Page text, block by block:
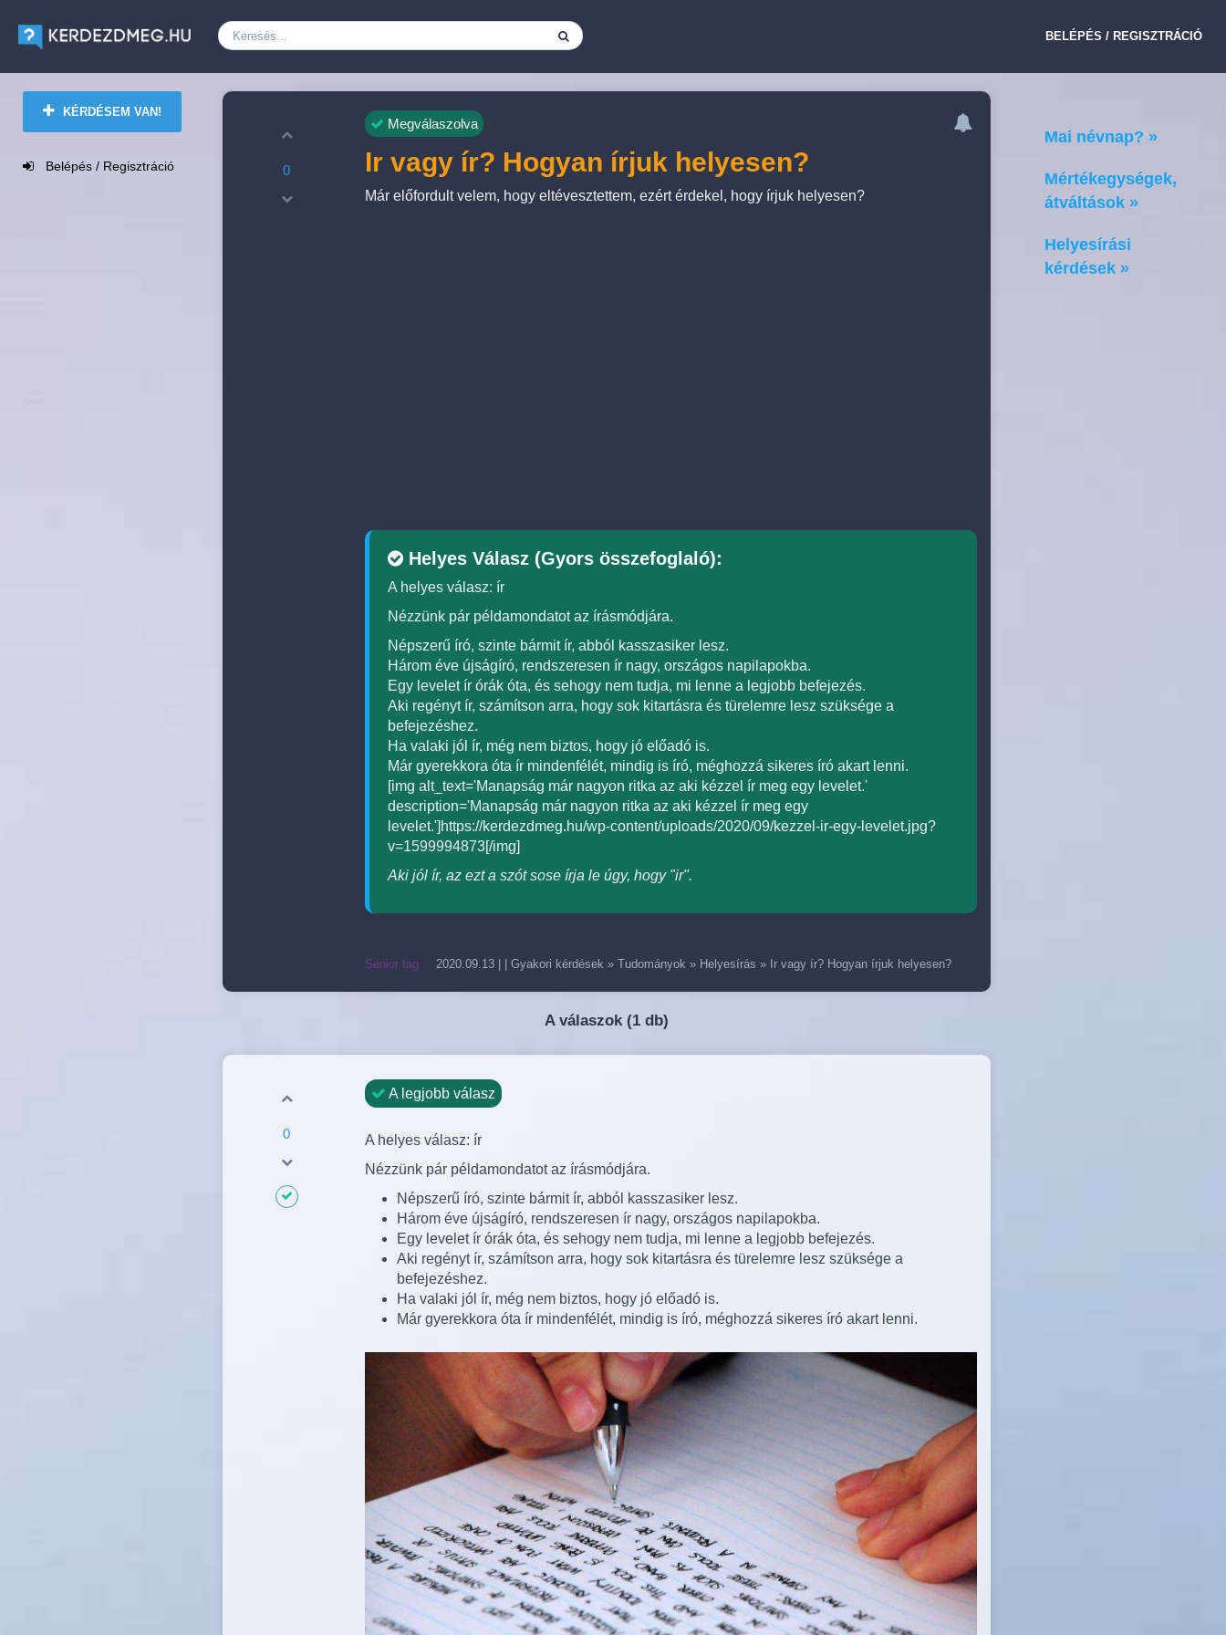
BELÉPÉS / REGISZTRÁCIÓ
KÉRDÉSEM VAN!
Belépés / Regisztráció 0
Megválaszolva
Ir vagy ír? Hogyan írjuk helyesen?
Már előfordult velem, hogy eltévesztettem, ezért érdekel, hogy írjuk helyesen?
Helyes Válasz (Gyors összefoglaló):
A helyes válasz: ír
Nézzünk pár példamondatot az írásmódjára.
Népszerű író, szinte bármit ír, abból kasszasiker lesz.
Három éve újságíró, rendszeresen ír nagy, országos napilapokba.
Egy levelet ír órák óta, és sehogy nem tudja, mi lenne a legjobb befejezés.
Aki regényt ír, számítson arra, hogy sok kitartásra és türelemre lesz szüksége a
befejezéshez.
Ha valaki jól ír, még nem biztos, hogy jó előadó is.
Már gyerekkora óta ír mindenfélét, mindig is író, méghozzá sikeres író akart lenni.
[img alt_text='Manapság már nagyon ritka az aki kézzel ír meg egy levelet.'
description='Manapság már nagyon ritka az aki kézzel ír meg egy
levelet.']https://kerdezdmeg.hu/wp-content/uploads/2020/09/kezzel-ir-egy-levelet.jpg?
v=1599994873[/img]
Aki jól ír, az ezt a szót sose írja le úgy, hogy "ir".
Senior tag 2020.09.13 Gyakori kérdések » Tudományok » Helyesírás » Ir vagy ír? Hogyan írjuk helyesen?
A válaszok (1 db)
0
A legjobb válasz
A helyes válasz: ír
Nézzünk pár példamondatot az írásmódjára.
Népszerű író, szinte bármit ír, abból kasszasiker lesz.
Három éve újságíró, rendszeresen ír nagy, országos napilapokba.
Egy levelet ír órák óta, és sehogy nem tudja, mi lenne a legjobb befejezés.
Aki regényt ír, számítson arra, hogy sok kitartásra és türelemre lesz szüksége a
befejezéshez.
Ha valaki jól ír, még nem biztos, hogy jó előadó is.
Már gyerekkora óta ír mindenfélét, mindig is író, méghozzá sikeres író akart lenni.
Mai névnap? »
Mértékegységek,
átváltások »
Helyesírási
kérdések »